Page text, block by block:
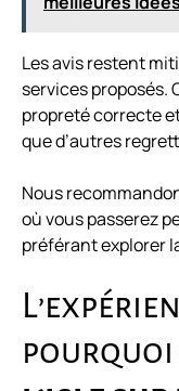
Les avis restent
services proposés.
propreté correcte
que d’autres
Nous
où vous passerez
préférant explorer